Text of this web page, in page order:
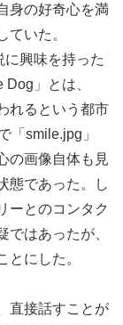
身の好奇心を満
ていた。
に興味を持った
」とは、
れるという都市
「smile.jpg」
の画像自体も見
態であった。し
ーとのコンタク
ではあったが、
とにした。
直接話すことが